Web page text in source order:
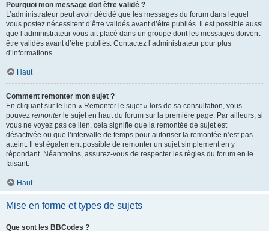
Pourquoi mon message doit être validé ?
L’administrateur peut avoir décidé que les messages du forum dans lequel
vous postez nécessitent d’être validés avant d’être publiés. Il est possible aussi
que l’administrateur vous ait placé dans un groupe dont les messages doivent
être validés avant d’être publiés. Contactez l’administrateur pour plus
d’informations.
Haut
Comment remonter mon sujet ?
En cliquant sur le lien « Remonter le sujet » lors de sa consultation, vous
pouvez remonterle sujet en haut du forum sur la première page. Par ailleurs, si
vous ne voyez pas ce lien, cela signifie que la remontée de sujet est
désactivée ou que l’intervalle de temps pour autoriser la remontée n’est pas
atteint. Il est également possible de remonter un sujet simplement en y
répondant. Néanmoins, assurez-vous de respecter les règles du forum en le
faisant.
Haut
Mise en forme et types de sujets
Que sont les BBCodes ?